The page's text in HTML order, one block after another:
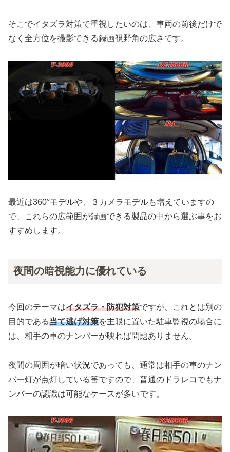
そこでイタズラ対策で重視したいのは、車両の前後だけで
なく全方位を撮影できる録画視野角の広さです。
最近は360°モデルや、３カメラモデルも増えていますの
で、これらの広範囲が録画できる製品の中から選ぶ事をお
すすめします。
夜間の暗視能力に優れている
今回のテーマはイタズラ・防犯対策ですが、これとは別の
目的である当て逃げ対策を主眼に置いた駐車監視の場合に
は、相手の車のナンバーが映れば問題ありません。
夜間の周囲が暗い状況であっても、通常は相手の車のナン
バー灯が点灯している筈ですので、普通のドラレコでもナ
ンバーの認識は可能なケースが多いです。